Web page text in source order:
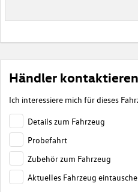
Händler kontaktieren
Ich interessiere mich für dieses
Details zum Fahrzeug
Probefahrt
Zubehör zum Fahrzeug
Aktuelles Fahrzeug